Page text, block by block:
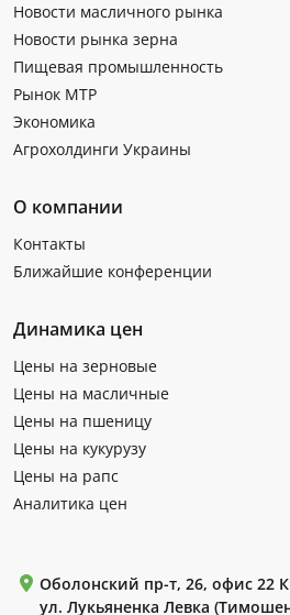
Новости масличного рынка
Новости рынка зерна
Пищевая промышленность
Рынок МТР
Экономика
Агрохолдинги Украины
О компании
Контакты
Ближайшие конференции
Динамика цен
Цены на зерновые
Цены на масличные
Цены на пшеницу
Цены на кукурузу
Цены на рапс
Аналитика цен
Оболонский пр-т, 26, офис 22
ул. Лукьяненка Левка